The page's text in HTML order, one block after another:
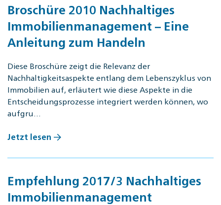
Broschüre 2010 Nachhaltiges
Immobilienmanagement – Eine
Anleitung zum Handeln
Diese Broschüre zeigt die Relevanz der
Nachhaltigkeitsaspekte entlang dem Lebenszyklus von
Immobilien auf, erläutert wie diese Aspekte in die
Entscheidungsprozesse integriert werden können, wo
aufgru…
Jetzt lesen
Empfehlung 2017/3 Nachhaltiges
Immobilienmanagement